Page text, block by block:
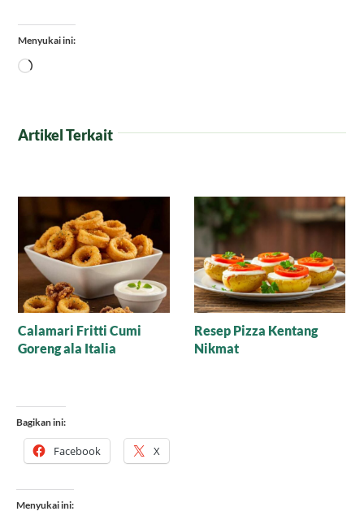
Menyukai ini:
Memuat...
Artikel Terkait
Sup Gurame Sayur Asin
Mala – Sensasi Pedas dan
Resep Minestrone Soup
Autentik, Rahasia Kuah
Facebook